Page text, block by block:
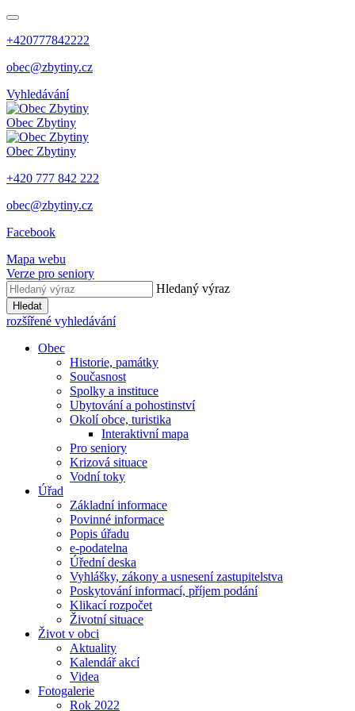
+420777842222
obec@zbytiny.cz
Vyhledávání
Obec Zbytiny
Obec Zbytiny
+420 777 842 222
obec@zbytiny.cz
Facebook
Mapa webu
Verze pro seniory
Hledaný výraz
Hledat
rozšířené vyhledávání
Obec
Historie, památky
Současnost
Spolky a instituce
Ubytování a pohostinství
Okolí obce, turistika
Interaktivní mapa
Pro seniory
Krizová situace
Vodní toky
Úřad
Základní informace
Povinné informace
Popis úřadu
e-podatelna
Úřední deska
Vyhlášky, zákony a usnesení zastupitelstva
Poskytování informací, příjem podání
Klikací rozpočet
Životní situace
Život v obci
Aktuality
Kalendář akcí
Videa
Fotogalerie
Rok 2022